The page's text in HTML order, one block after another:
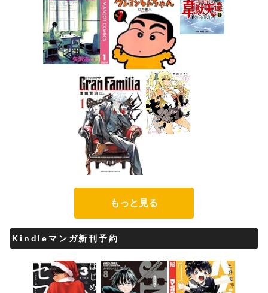
もっと見る
Kindleマンガ新刊予約